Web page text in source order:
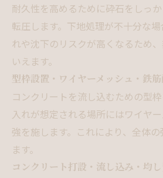
耐久性を高めるために砕石をしっ
転圧します。下地処理が不十分な
れや沈下のリスクが高くなるため
いえます。
型枠設置・ワイヤーメッシュ・鉄
コンクリートを流し込むための型
入れが想定される場所にはワイヤ
強を施します。これにより、全体
ます。
コンクリート打設・流し込み・均